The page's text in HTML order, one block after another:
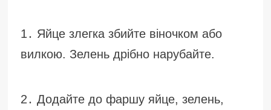
1․ Яйце злегка збийте віночком або
вилкою. Зелень дрібно нарубайте.
2․ Додайте до фаршу яйце, зелень,